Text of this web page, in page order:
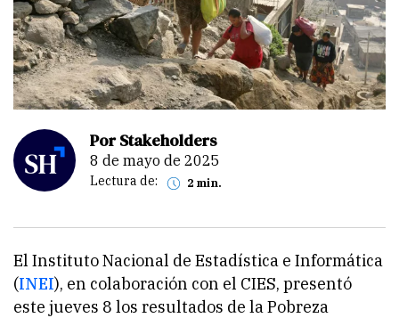
Por Stakeholders
8 de mayo de 2025
Lectura de: 2 min.
El Instituto Nacional de Estadística e Informática
(INEI), en colaboración con el CIES, presentó
este jueves 8 los resultados de la Pobreza